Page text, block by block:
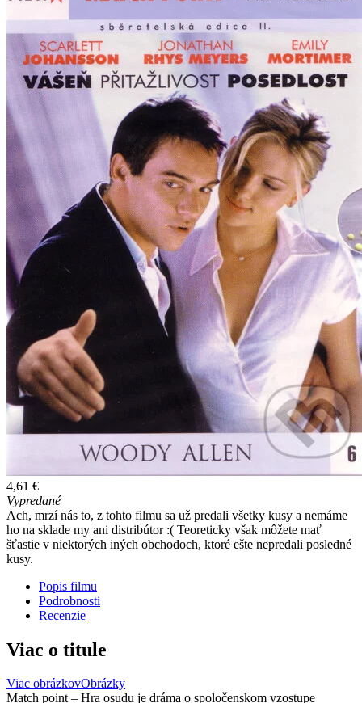
4,61 €
Vypredané
Ach, mrzí nás to, z tohto filmu sa už predali všetky kusy a nemáme
ho na sklade my ani distribútor :( Teoreticky však môžete mať
šťastie v niektorých iných obchodoch, ktoré ešte nepredali posledné
kusy.
Popis filmu
Podrobnosti
Recenzie
Viac o titule
Viac obrázkovObrázky
Match point – Hra osudu je dráma o spoločenskom vzostupe